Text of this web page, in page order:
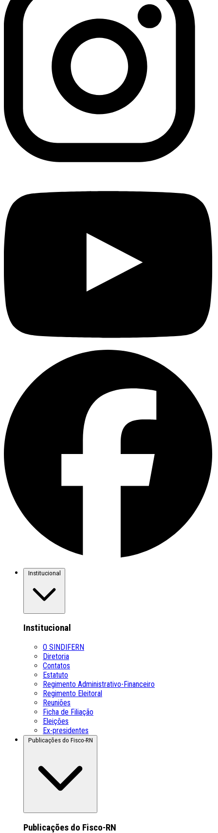
Institucional
Institucional
O SINDIFERN
Diretoria
Contatos
Estatuto
Regimento Administrativo-Financeiro
Regimento Eleitoral
Reuniões
Ficha de Filiação
Eleições
Ex-presidentes
Publicações do Fisco-RN
Publicações do Fisco-RN